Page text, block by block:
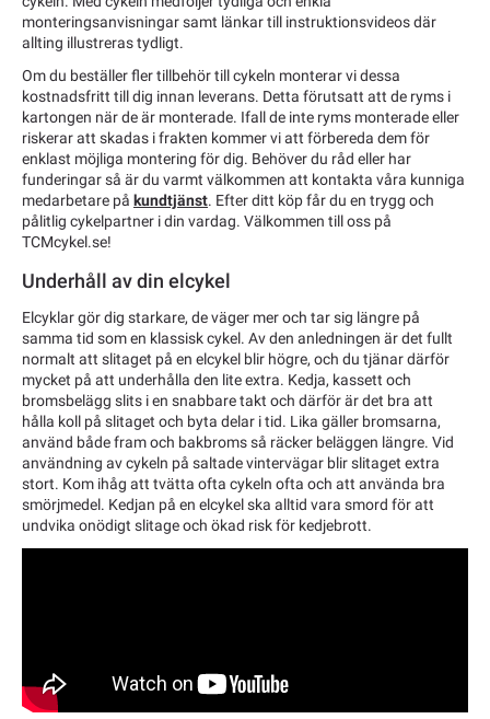
monteringsanvisningar samt länkar till instruktionsvideos där
allting illustreras tydligt.
Om du beställer fler tillbehör till cykeln monterar vi dessa
kostnadsfritt till dig innan leverans. Detta förutsatt att de ryms i
kartongen när de är monterade. Ifall de inte ryms monterade eller
riskerar att skadas i frakten kommer vi att förbereda dem för
enklast möjliga montering för dig. Behöver du råd eller har
funderingar så är du varmt välkommen att kontakta våra kunniga
medarbetare på kundtjänst. Efter ditt köp får du en trygg och
pålitlig cykelpartner i din vardag. Välkommen till oss på
TCMcykel.se!
Underhåll av din elcykel
Elcyklar gör dig starkare, de väger mer och tar sig längre på
samma tid som en klassisk cykel. Av den anledningen är det fullt
normalt att slitaget på en elcykel blir högre, och du tjänar därför
mycket på att underhålla den lite extra. Kedja, kassett och
bromsbelägg slits i en snabbare takt och därför är det bra att
hålla koll på slitaget och byta delar i tid. Lika gäller bromsarna,
använd både fram och bakbroms så räcker beläggen längre. Vid
användning av cykeln på saltade vintervägar blir slitaget extra
stort. Kom ihåg att tvätta ofta cykeln ofta och att använda bra
smörjmedel. Kedjan på en elcykel ska alltid vara smord för att
undvika onödigt slitage och ökad risk för kedjebrott.